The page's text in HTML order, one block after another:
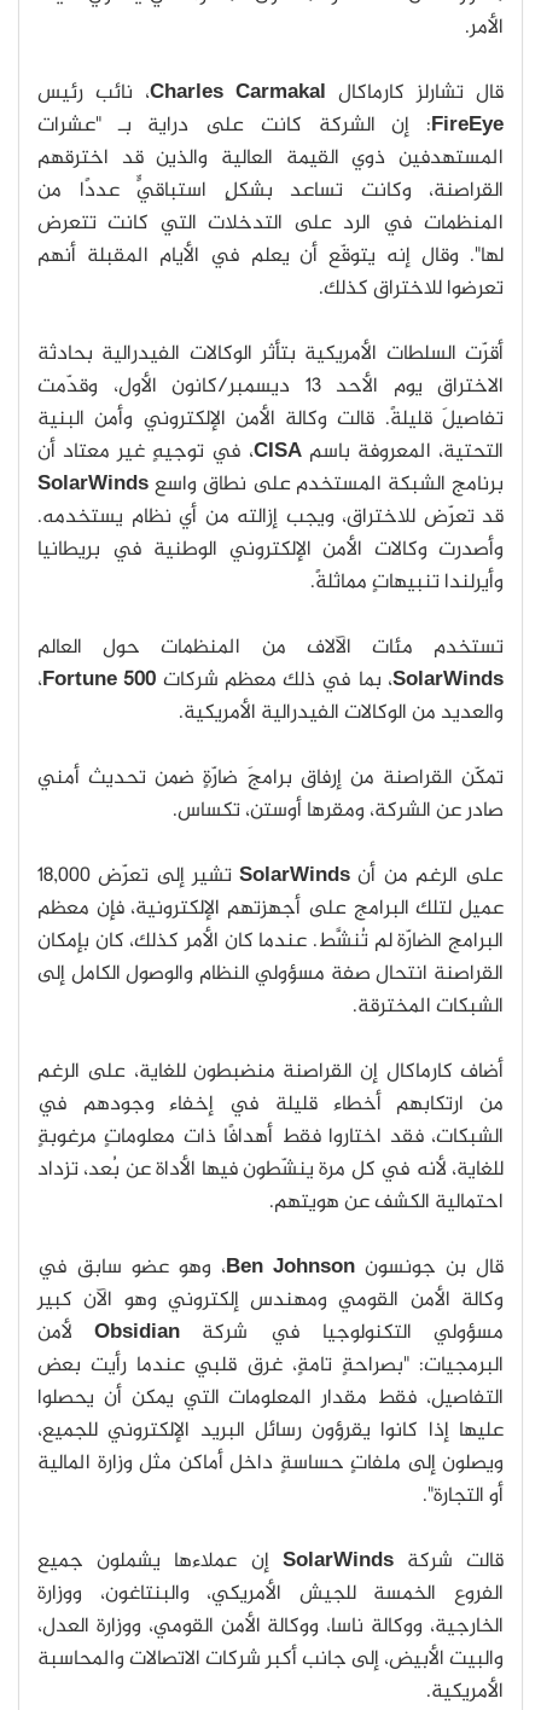
الأمر.
قال تشارلز كارماكال
، نائب رئيس
FireEye: إن الشركة كانت على دراية بـ "عشرات
المستهدفين ذوي القيمة العالية والذين قد اخترقهم
القراصنة، وكانت تساعد بشكلٍ استباقيٍّ عددًا من
المنظمات في الرد على التدخلات التي كانت تتعرض
لها". وقال إنه يتوقّع أن يعلم في الأيام المقبلة أنهم
تعرضوا للاختراق كذلك.
أقرّت السلطات الأمريكية بتأثر الوكالات الفيدرالية بحادثة
الاختراق يوم الأحد 13 ديسمبر/كانون الأول، وقدّمت
تفاصيلَ قليلةً. قالت وكالة الأمن الإلكتروني وأمن البنية
التحتية، المعروفة باسم CISA، في توجيهٍ غير معتاد أن
برنامج الشبكة المستخدم على نطاق واسعSolarWinds
قد تعرّض للاختراق، ويجب إزالته من أي نظام يستخدمه.
وأصدرت وكالات الأمن الإلكتروني الوطنية في بريطانيا
وأيرلندا تنبيهاتٍ مماثلةً.
تستخدم مئات الآلاف من المنظمات حول العالم
SolarWinds، بما في ذلك معظم شركات
،
والعديد من الوكالات الفيدرالية الأمريكية.
تمكّن القراصنة من إرفاق برامجَ ضارّةٍ ضمن تحديث أمني
صادر عن الشركة، ومقرها أوستن، تكساس.
على الرغم من أن SolarWinds
تشير إلى تعرّض 18,000
عميل لتلك البرامج على أجهزتهم الإلكترونية، فإن معظم
البرامج الضارّة لم تُنشَّط. عندما كان الأمر كذلك، كان بإمكان
القراصنة انتحال صفة مسؤولي النظام والوصول الكامل إلى
الشبكات المخترقة.
أضاف كارماكال إن القراصنة منضبطون للغاية، على الرغم
من ارتكابهم أخطاء قليلة في إخفاء وجودهم في
الشبكات، فقد اختاروا فقط أهدافًا ذات معلوماتٍ مرغوبةٍ
للغاية، لأنه في كل مرة ينشّطون فيها الأداة عن بُعد، تزداد
احتمالية الكشف عن هويتهم.
قال بن جونسون
، وهو عضو سابق في
وكالة الأمن القومي ومهندس إلكتروني وهو الآن كبير
مسؤولي التكنولوجيا في شركة Obsidian
لأمن
البرمجيات: "بصراحةٍ تامةٍ، غرق قلبي عندما رأيت بعض
التفاصيل، فقط مقدار المعلومات التي يمكن أن يحصلوا
عليها إذا كانوا يقرؤون رسائل البريد الإلكتروني للجميع،
ويصلون إلى ملفاتٍ حساسةٍ داخل أماكن مثل وزارة المالية
أو التجارة".
قالت شركةSolarWinds إن عملاءها يشملون جميع
الفروع الخمسة للجيش الأمريكي، والبنتاغون، ووزارة
الخارجية، ووكالة ناسا، ووكالة الأمن القومي، ووزارة العدل،
والبيت الأبيض، إلى جانب أكبر شركات الاتصالات والمحاسبة
الأمريكية.